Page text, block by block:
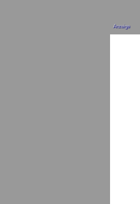
Anzeige